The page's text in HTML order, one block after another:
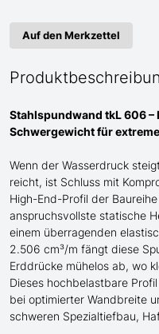
Auf den Merkzettel
Stahlspundwand tkL 606 –
Schwergewicht fürextreme
Wenn der Wasserdruck
reicht, ist Schluss mit
High-End-Profil der
anspruchsvollste statische
einem überragenden
2.506 cm³/m fängt diese
Erddrücke mühelos ab, wo
Dieses hochbelastbare
bei optimierter Wandbreite
schweren Spezialtiefbau,